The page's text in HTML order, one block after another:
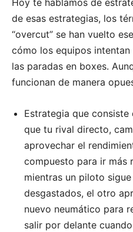
Hoy te hablamos de
de esas estrategias, los
“overcut” se han vuelto
cómo los equipos
las paradas en boxes.
funcionan de manera
Estrategia que
que tu rival directo,
aprovechar el
compuesto para ir más
mientras un piloto
desgastados, el otro
nuevo neumático para
salir por delante